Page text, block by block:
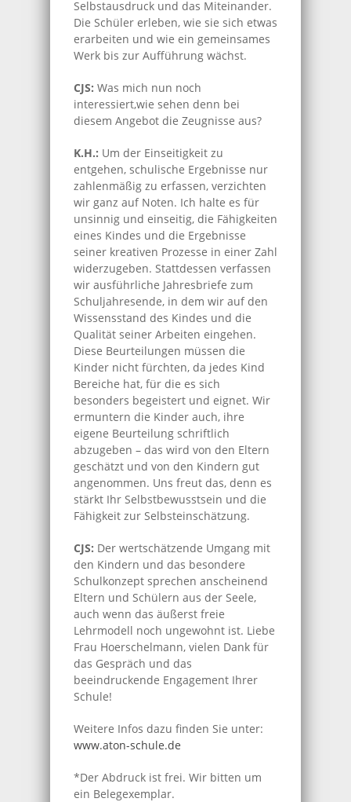
Selbstausdruck und das Miteinander.
Die Schüler erleben, wie sie sich etwas
erarbeiten und wie ein gemeinsames
Werk bis zur Aufführung wächst.
CJS: Was mich nun noch
interessiert,wie sehen denn bei
diesem Angebot die Zeugnisse aus?
K.H.: Um der Einseitigkeit zu
entgehen, schulische Ergebnisse nur
zahlenmäßig zu erfassen, verzichten
wir ganz auf Noten. Ich halte es für
unsinnig und einseitig, die Fähigkeiten
eines Kindes und die Ergebnisse
seiner kreativen Prozesse in einer Zahl
widerzugeben. Stattdessen verfassen
wir ausführliche Jahresbriefe zum
Schuljahresende, in dem wir auf den
Wissensstand des Kindes und die
Qualität seiner Arbeiten eingehen.
Diese Beurteilungen müssen die
Kinder nicht fürchten, da jedes Kind
Bereiche hat, für die es sich
besonders begeistert und eignet. Wir
ermuntern die Kinder auch, ihre
eigene Beurteilung schriftlich
abzugeben – das wird von den Eltern
geschätzt und von den Kindern gut
angenommen. Uns freut das, denn es
stärkt Ihr Selbstbewusstsein und die
Fähigkeit zur Selbsteinschätzung.
CJS: Der wertschätzende Umgang mit
den Kindern und das besondere
Schulkonzept sprechen anscheinend
Eltern und Schülern aus der Seele,
auch wenn das äußerst freie
Lehrmodell noch ungewohnt ist. Liebe
Frau Hoerschelmann, vielen Dank für
das Gespräch und das
beeindruckende Engagement Ihrer
Schule!
Weitere Infos dazu finden Sie unter:
www.aton-schule.de
*Der Abdruck ist frei. Wir bitten um
ein Belegexemplar.